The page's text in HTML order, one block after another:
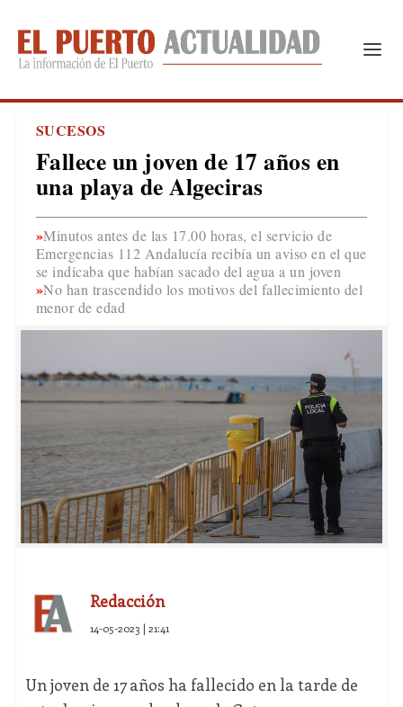
SUCESOS
Fallece un joven de 17 años en
una playa de Algeciras
Minutos antes de las 17.00 horas, el servicio de
Emergencias 112 Andalucía recibía un aviso en el que
se indicaba que habían sacado del agua a un joven
No han trascendido los motivos del fallecimiento del
menor de edad
Redacción
14-05-2023 | 21:41
Un joven de 17 años ha fallecido en la tarde de